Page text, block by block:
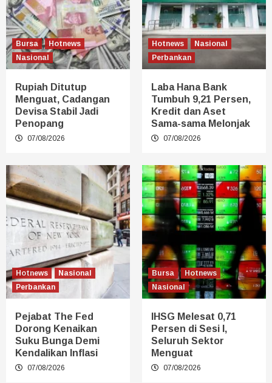
Bursa
Hotnews
Nasional
Rupiah Ditutup
Menguat, Cadangan
Devisa Stabil Jadi
Penopang
07/08/2026
Hotnews
Nasional
Perbankan
Laba Hana Bank
Tumbuh 9,21 Persen,
Kredit dan Aset
Sama-sama Melonjak
07/08/2026
Hotnews
Nasional
Perbankan
Pejabat The Fed
Dorong Kenaikan
Suku Bunga Demi
Kendalikan Inflasi
07/08/2026
Bursa
Hotnews
Nasional
IHSG Melesat 0,71
Persen di Sesi I,
Seluruh Sektor
Menguat
07/08/2026